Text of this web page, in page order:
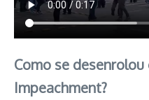
Como se
Impeachment?